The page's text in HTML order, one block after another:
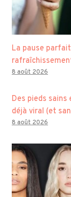
La pause
8 août 2026
Des pieds
déjà viral (et
8 août 2026